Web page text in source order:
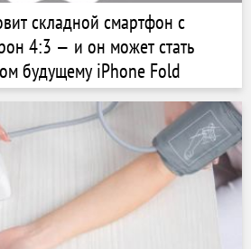
складной смартфон с
4:3 — и он может стать
будущему iPhone Fold